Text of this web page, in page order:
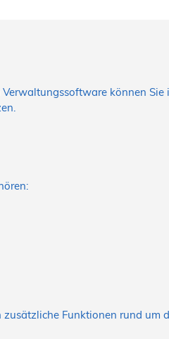
können
Funktionen rund um